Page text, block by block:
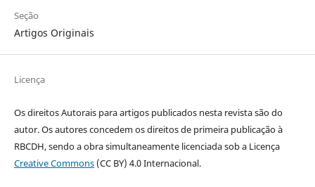
Seção
Artigos Originais
Licença
Os direitos Autorais para artigos publicados nesta revista são do
autor. Os autores concedem os direitos de primeira publicação à
RBCDH, sendo a obra simultaneamente licenciada sob a Licença
Creative Commons(CC BY) 4.0 Internacional.